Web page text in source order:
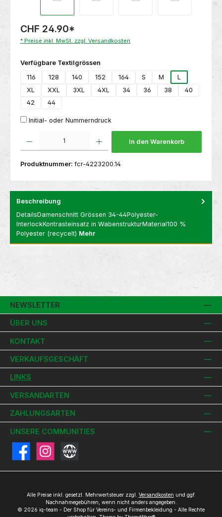
CHF 24.90*
* Preise inkl. MwSt. zzgl. Versandkosten
Verfügbare Textilgrössen
116
128 140 152 164 S M
L
XL
XXL 3XL 4XL 34 36 38
40
42
44
Initial- oder Nummerndruck
In den Warenkorb
Produktnummer: fcr-4223200.14
Beschreibung
DetailsDamenschnitt Grössen 34-44Polyester-
InterlockKontrasteinsatz in WabenstrukturMaterial100 %
Polyester (recycelt) Mehr
NEWSLETTER
ÜBER UNS
KONTAKT
VERKAUFSGESCHÄFT
LINKS
VERSANDARTEN
ZAHLUNGSARTEN
UNSERE COMMUNITIES
FacebookInstagramWebsite
Alle Preise inkl. gesetzl. Mehrwertsteuer zzgl. Versandkosten und ggf.
Nachnahmegebühren, wenn nicht anders angegeben.
© 2026 iq-team - Der Shop für Vereins- und Firmenbekleidung - Alle Rechte